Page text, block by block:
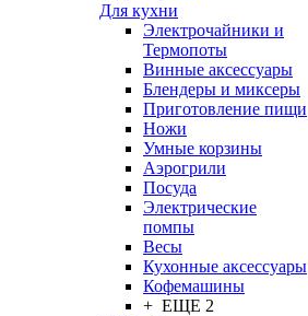
Для кухни
Электрочайники и
Термопоты
Винные аксессуары
Блендеры и миксеры
Приготовление пищи
Ножи
Умные корзины
Аэрогрили
Посуда
Электрические
помпы
Весы
Кухонные аксессуары
Кофемашины
+ ЕЩЕ 2